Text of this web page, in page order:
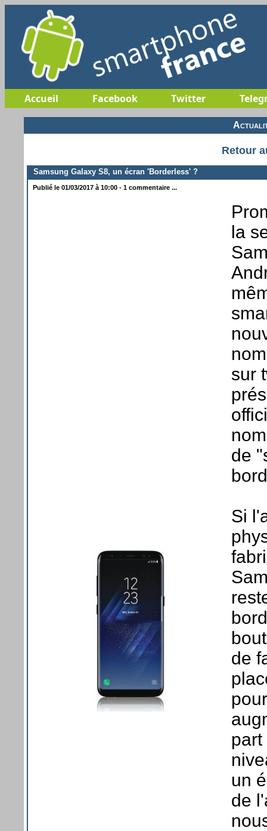
Accueil Facebook Twitter
Retour
Samsung Galaxy S8, un écran 'Borderless' ?
Publié le 01/03/2017 à 10:00 - 1 commentaire ...
la
sur
de
Si
de
un
de